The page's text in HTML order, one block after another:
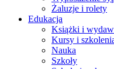
Żaluzje i rolety
Edukacja
Książki i
Kursy i
Nauka
Szkoły